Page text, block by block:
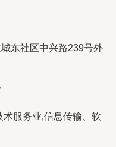
东社区中兴路239号外
服务业,信息传输、软